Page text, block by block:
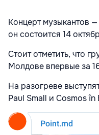
Концерт музыкантов
он состоится 14
Стоит отметить, что
Молдове впервые за
На разогреве
Paul Small и Cosmos în